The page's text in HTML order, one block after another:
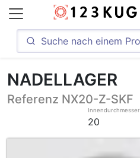
NADELLAGER
Referenz NX20-Z-SKF
Innendurchmesser
20